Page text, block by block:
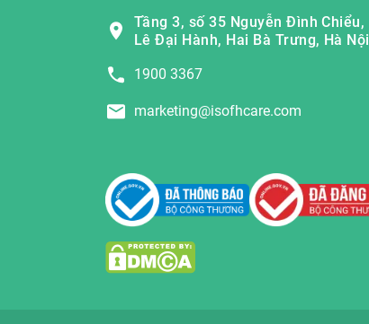
Tầng 3, số 35 Nguyễn Đình Chiểu,
Lê Đại Hành, Hai Bà Trưng, Hà Nội
1900 3367
marketing@isofhcare.com